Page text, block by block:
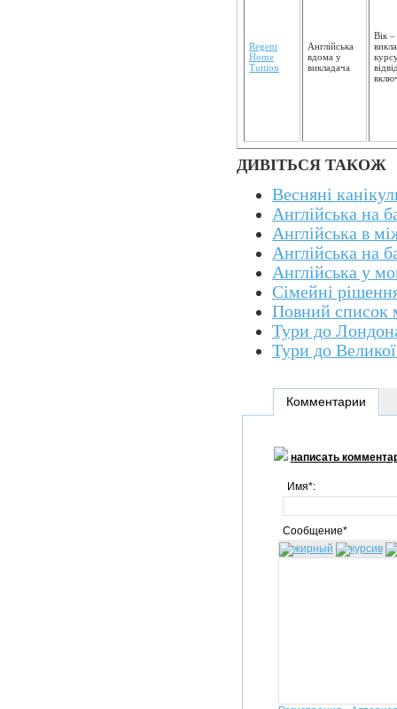
Regent
Home
Tuition
Англійська
вдома у
викладача
Вік
ДИВІТЬСЯ ТАКОЖ
Весняні
Англійська на
Англійська в
Англійська на
Англійська у
Сімейні
Повний список
Тури до
Тури до Великої
Комментарии
написать
Имя*:
Сообщение*